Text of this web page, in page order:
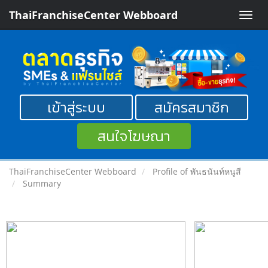
Toggle
ThaiFranchiseCenter Webboard
เข้าสู่ระบบ
สมัครสมาชิก
สนใจโฆษณา
ThaiFranchiseCenter Webboard
Profile of พันธนันท์หนูสี
Summary